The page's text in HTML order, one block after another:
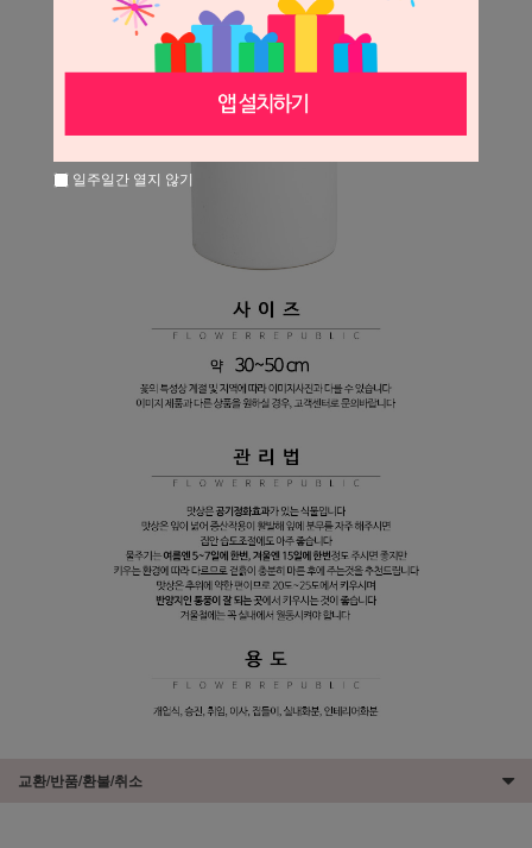
교환/반품/환불/취소
일주일간 열지 않기